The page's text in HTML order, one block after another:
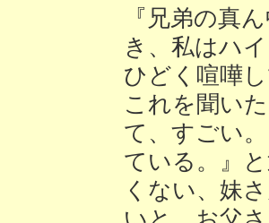
『兄弟の真
き、私はハ
ひどく喧嘩
これを聞い
て、すごい
ている。』
くない、妹